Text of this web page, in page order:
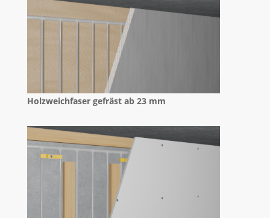
Holzweichfaser gefräst ab 23 mm